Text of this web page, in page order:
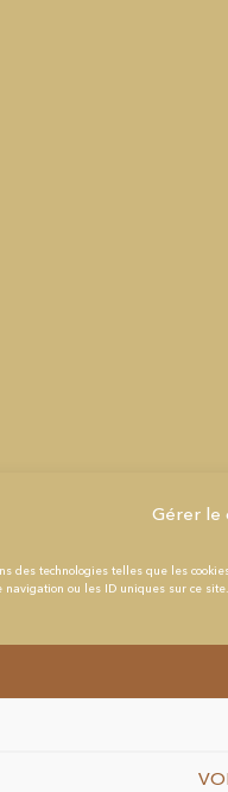
Gérer le
des technologies telles que les
ou les ID uniques sur ce